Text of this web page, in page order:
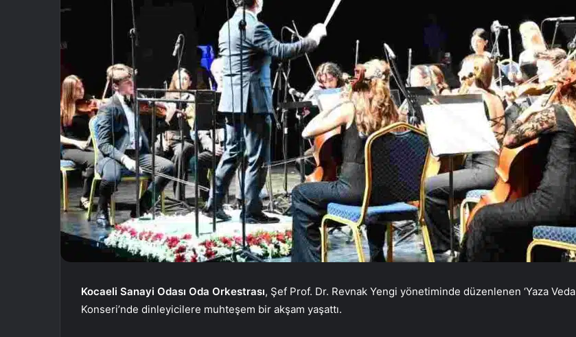
Kocaeli Sanayi Odası Oda Orkestrası, Şef Prof. Dr. Revnak Yengi yönetiminde düzenlenen ‘Yaza Veda
Konseri’nde dinleyicilere muhteşem bir akşam yaşattı.